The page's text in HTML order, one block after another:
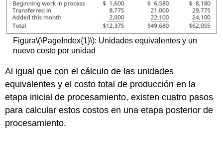
Figura\(\PageIndex{1}\): Unidades equivalentes y un
nuevo costo por unidad
Al igual que con el cálculo de las unidades
equivalentes y el costo total de producción en la
etapa inicial de procesamiento, existen cuatro pasos
para calcular estos costos en una etapa posterior de
procesamiento.